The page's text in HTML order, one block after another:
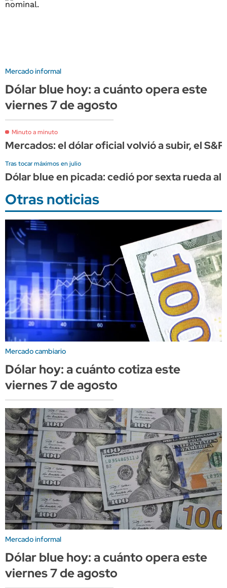
Mercado informal
Dólar blue hoy: a cuánto opera este
viernes 7 de agosto
Minuto a minuto
Mercados: el dólar oficial volvió a subir, el
Tras tocar máximos en julio
Dólar blue en picada: cedió por sexta rueda
Otras noticias
Mercado cambiario
Dólar hoy: a cuánto cotiza este
viernes 7 de agosto
Mercado informal
Dólar blue hoy: a cuánto opera este
viernes 7 de agosto